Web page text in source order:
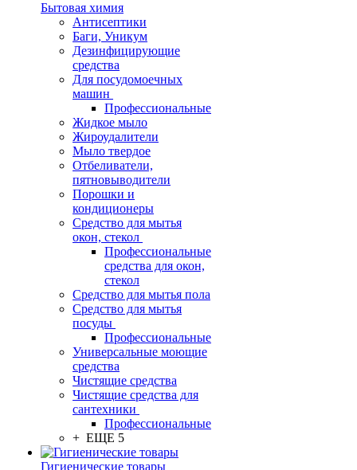
Бытовая химия
Антисептики
Баги, Уникум
Дезинфицирующие
средства
Для посудомоечных
машин
Профессиональные
Жидкое мыло
Жироудалители
Мыло твердое
Отбеливатели,
пятновыводители
Порошки и
кондиционеры
Средство для мытья
окон, стекол
Профессиональные
средства для окон,
стекол
Средство для мытья пола
Средство для мытья
посуды
Профессиональные
Универсальные моющие
средства
Чистящие средства
Чистящие средства для
сантехники
Профессиональные
+ ЕЩЕ 5
Гигиенические товары